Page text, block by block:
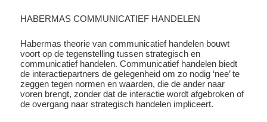
HABERMAS COMMUNICATIEF HANDELEN
Habermas theorie van communicatief handelen bouwt
voort op de tegenstelling tussen strategisch en
communicatief handelen. Communicatief handelen biedt
de interactiepartners de gelegenheid om zo nodig ‘nee’ te
zeggen tegen normen en waarden, die de ander naar
voren brengt, zonder dat de interactie wordt afgebroken of
de overgang naar strategisch handelen impliceert.